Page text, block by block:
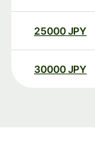
25000 JPY
30000 JPY